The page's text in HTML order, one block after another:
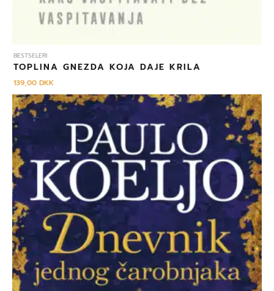
BESTSELERI
TOPLINA GNEZDA KOJA DAJE KRILA
139,00DKK